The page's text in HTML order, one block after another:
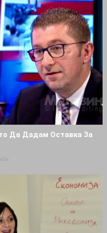
Да Дадам Оставка За